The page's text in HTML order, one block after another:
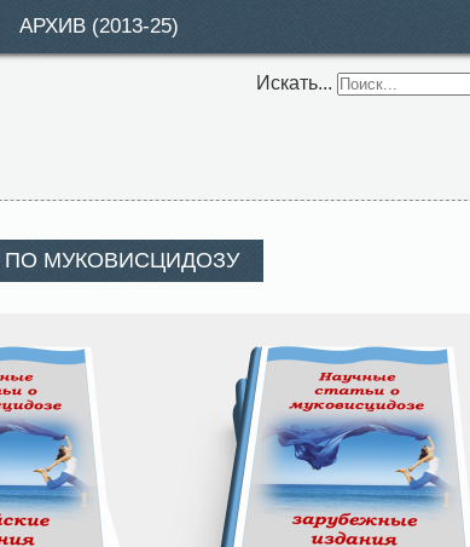
АРХИВ (2013-25)
Искать...
ПО МУКОВИСЦИДОЗУ